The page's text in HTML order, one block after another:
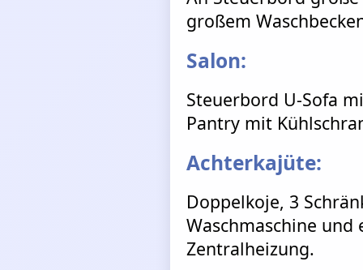
großem
Salon:
Steuerbord U-Sofa
Pantry mit
Achterkajüte:
Doppelkoje, 3
Waschmaschine
Zentralheizung.